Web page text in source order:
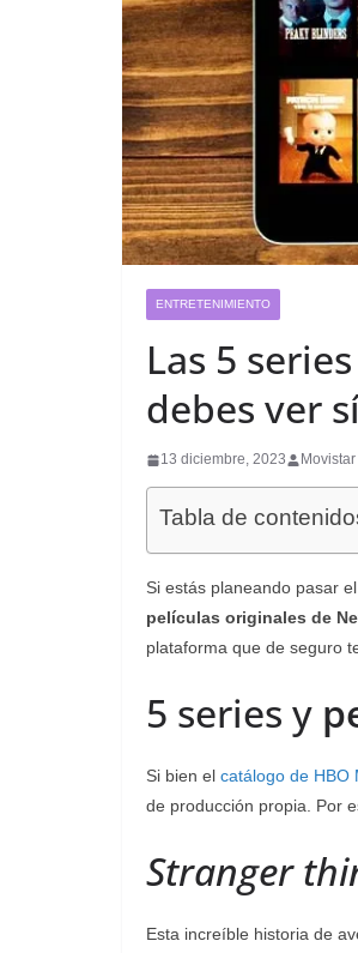
ENTRETENIMIENTO
Las 5
debes ver
13 diciembre, 2023 Movistar
Tabla de
Si estás planeando pasar
películas originales de
plataforma que de seguro
5 series y
Si bien el catálogo de HBO
de producción propia. Por
Stranger
Esta increíble historia de